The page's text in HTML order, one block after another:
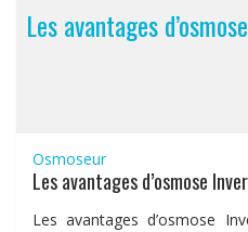
Les avantages
Osmoseur
Les avantages d’osmose
Les avantages d’osmose